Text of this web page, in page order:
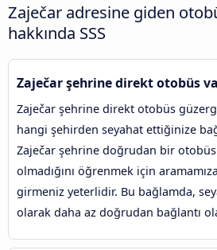
Zaječar adresine giden
hakkında SSS
Zaječar şehrine direkt otobüs
Zaječar şehrine direkt otobüs
hangi şehirden seyahat ettiğinize
Zaječar şehrine doğrudan bir otobüs
olmadığını öğrenmek için
girmeniz yeterlidir. Bu bağlamda,
olarak daha az doğrudan bağlantı